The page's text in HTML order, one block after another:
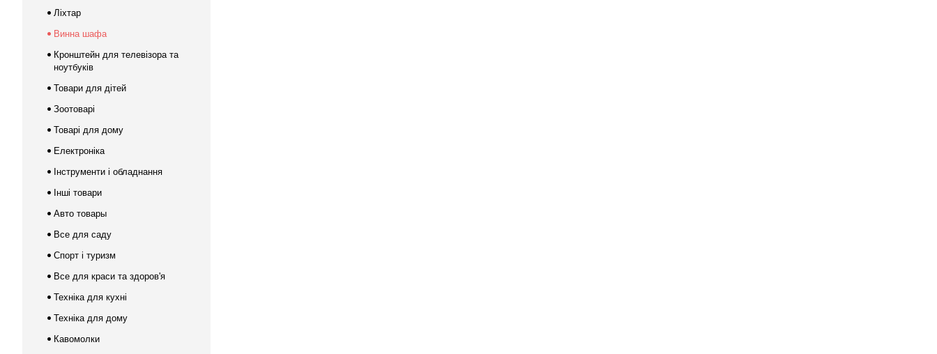
Ліхтар
Винна шафа
Кронштейн для телевізора та
ноутбуків
Товари для дітей
Зоотоварі
Товарі для дому
Електроніка
Інструменти і обладнання
Інші товари
Авто товары
Все для саду
Спорт і туризм
Все для краси та здоров'я
Техніка для кухні
Техніка для дому
Кавомолки